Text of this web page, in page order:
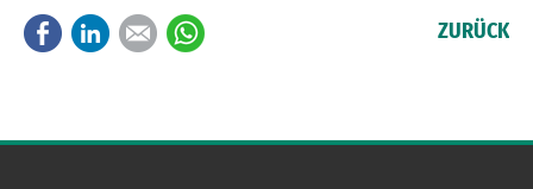
FacebookLinkedInE-mail ZURÜCK